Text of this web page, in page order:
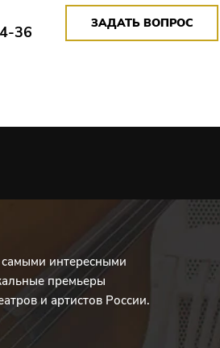
36 ЗАДАТЬ ВОПРОС
интересными
премьеры
и артистов России.